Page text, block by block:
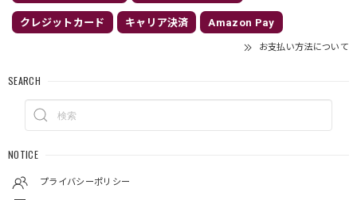
クレジットカード キャリア決済 Amazon Pay
お支払い方法について
SEARCH
NOTICE
プライバシーポリシー